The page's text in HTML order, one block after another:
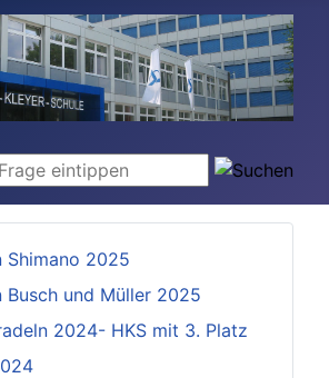
eintippen
Shimano 2025
Busch und Müller 2025
2024- HKS mit 3. Platz